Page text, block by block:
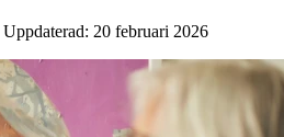
Uppdaterad: 20 februari 2026